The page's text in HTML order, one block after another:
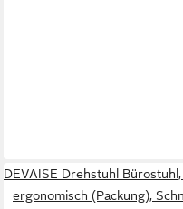
DEVAISE Drehstuhl
ergonomisch (Packung),